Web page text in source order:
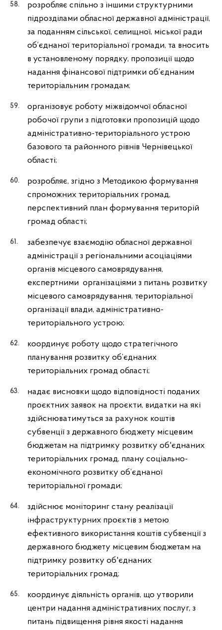
розробляє спільно з іншими структурними
підрозділами обласної державної адміністрації,
за поданням сільської, селищної, міської ради
об’єднаної територіальної громади, та вносить
в установленому порядку, пропозиції щодо
надання фінансової підтримки об’єднаним
територіальним громадам;
організовує роботу міжвідомчої обласної
робочої групи з підготовки пропозицій щодо
адміністративно-територіального устрою
базового та районного рівнів Чернівецької
області;
розробляє, згідно з Методикою формування
спроможних територіальних громад,
перспективний план формування територій
громад області;
забезпечує взаємодію обласної державної
адміністрації з регіoнальними асоціаціями
органів місцевого самоврядування,
експертними організаціями з питань розвитку
місцевого самоврядування, територіальної
організації влади, адміністративно-
територіального устрою;
координує роботу щодо стратегічного
планування розвитку об’єднаних
територіальних громад області;
надає висновки щодо відповідності поданих
проєктних заявок на проєкти, видатки на які
здійснюватимуться за рахунок коштів
субвенції з державного бюджету місцевим
бюджетам на підтримку розвитку об'єднаних
територіальних громад, плану соціально-
економічного розвитку об’єднаної
територіальної громади;
здійснює моніторинг стану реалізації
інфраструктурних проєктів з метою
ефективного використання коштів субвенції з
державного бюджету місцевим бюджетам на
підтримку розвитку об'єднаних
територіальних громад;
координує діяльність органів, що утворили
центри надання адміністративних послуг, з
питань підвищення рівня якості надання